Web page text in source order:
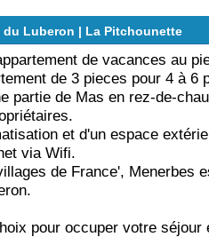
Luberon | La Pitchounette
de vacances au
de 3 pieces pour 4 à 6
partie de Mas en rez-de-
et d'un espace
via Wifi.
de France', Menerbes
pour occuper votre séjour